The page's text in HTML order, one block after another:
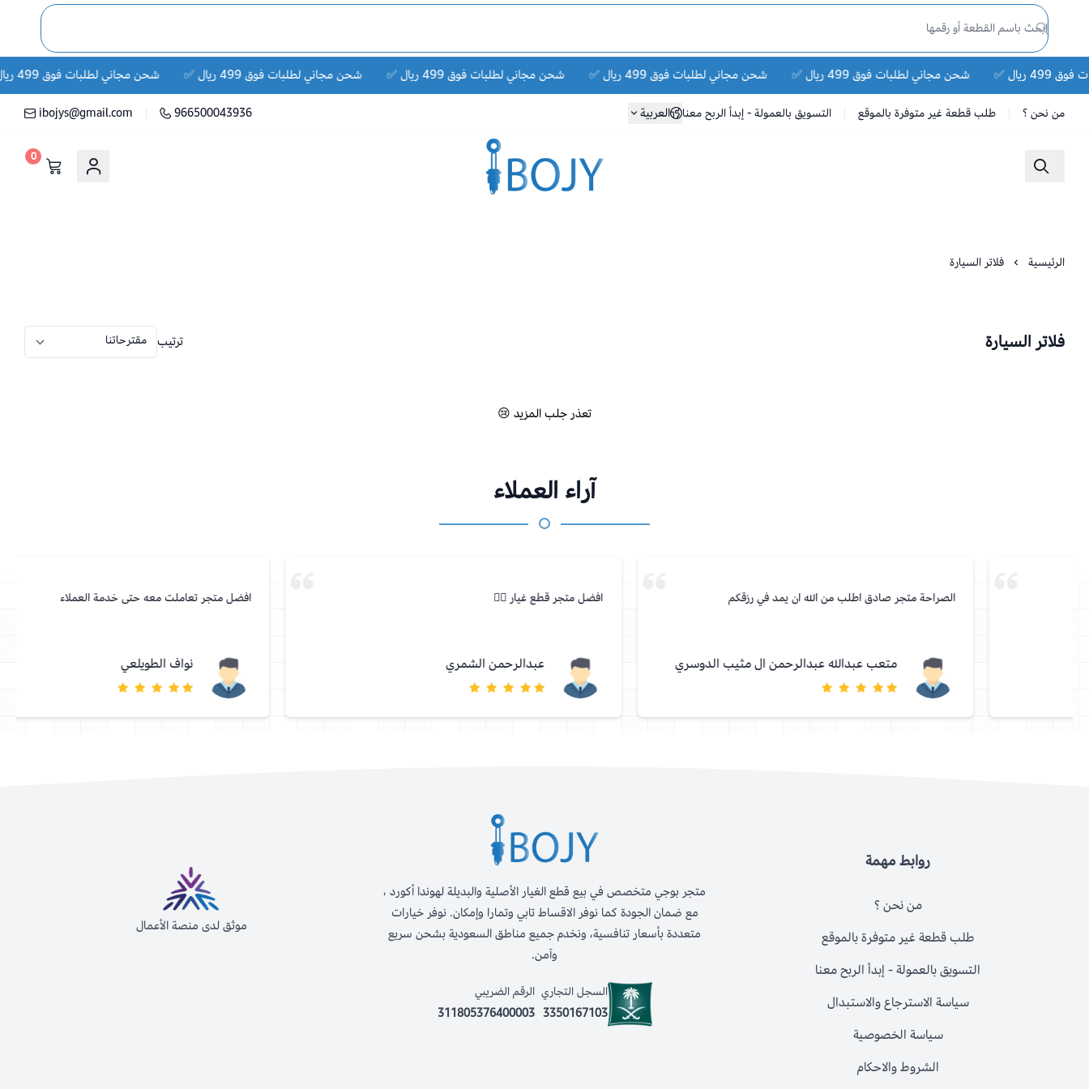
✅ شحن مجاني لطلبات فوق 499 ريال ✅ شحن مجاني لطلبات فوق 499 ريال ✅ شحن مجاني لطلبات فوق 499 ريال ✅ شحن مجاني لطلبات فوق 499 ريال ✅ شحن مجاني لطلبات فوق 499 ريال ✅
من نحن ؟ طلب قطعة غير متوفرة بالموقع التسويق بالعمولة - إبدأ الربح معنا العربية 966500043936
ibojys@gmail.com
متجر بوجي لقطع الغيار
0
الرئيسية فلاتر السيارة
فلاتر السيارة ترتيب
تعذر جلب المزيد 😢
آراء العملاء
الصراحة متجر صادق اطلب من الله ان يمد في رزقكم
متعب عبدالله عبدالرحمن ال مثيب الدوسري
افضل متجر قطع غيار 👍🏻
عبدالرحمن الشمري
افضل متجر تعاملت معه حتى خدمة العملاء
نواف الطويلعي
روابط مهمة
من نحن ؟
طلب قطعة غير متوفرة بالموقع
التسويق بالعمولة - إبدأ الربح معنا
سياسة الاسترجاع والاستبدال
سياسة الخصوصية
الشروط والاحكام
متجر بوجي متخصص في بيع قطع الغيار الأصلية والبديلة لهوندا أكورد ،
مع ضمان الجودة كما نوفر الاقساط تابي وتمارا وإمكان. نوفر خيارات
متعددة بأسعار تنافسية، ونخدم جميع مناطق السعودية بشحن سريع
وآمن.
السجل التجاري
3350167103
الرقم الضريبي
311805376400003
موثق لدى منصة الأعمال